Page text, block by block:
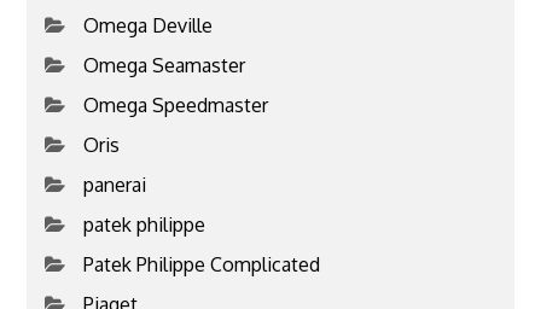
Omega Deville
Omega Seamaster
Omega Speedmaster
Oris
panerai
patek philippe
Patek Philippe Complicated